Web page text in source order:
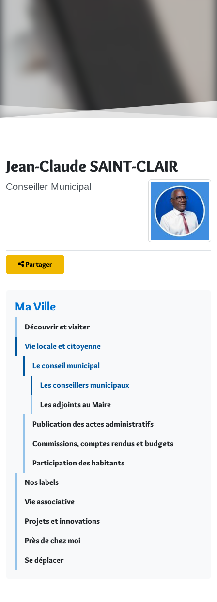
Jean-Claude SAINT-CLAIR
Conseiller Municipal
Partager
Ma Ville
Découvrir et visiter
Vie locale et citoyenne
Le conseil municipal
Les conseillers municipaux
Les adjoints au Maire
Publication des actes administratifs
Commissions, comptes rendus et budgets
Participation des habitants
Nos labels
Vie associative
Projets et innovations
Près de chez moi
Se déplacer